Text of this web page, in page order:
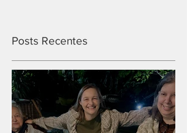
Posts Recentes